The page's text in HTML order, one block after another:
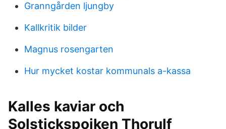
Granngården ljungby
Kallkritik bilder
Magnus rosengarten
Hur mycket kostar kommunals a-kassa
Kalles kaviar och
Solstickspojken Thorulf